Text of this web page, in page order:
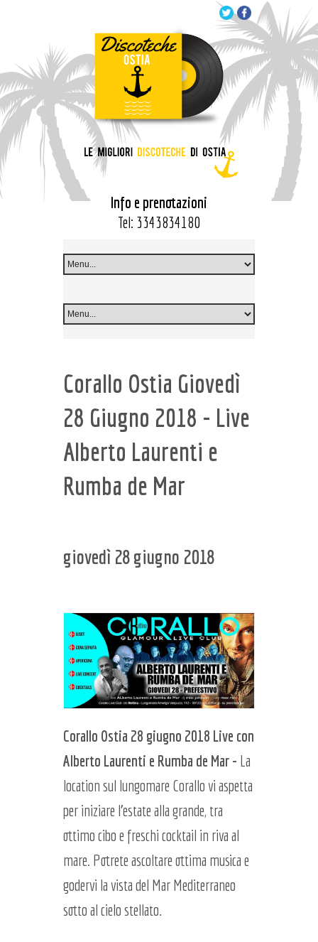
Info e prenotazioni
Tel: 3343834180
Corallo Ostia Giovedì
28 Giugno 2018 - Live
Alberto Laurenti e
Rumba de Mar
giovedì 28 giugno 2018
Corallo Ostia 28 giugno 2018 Live con
Alberto Laurenti e Rumba de Mar - La
location sul lungomare Corallo vi aspetta
per iniziare l'estate alla grande, tra
ottimo cibo e freschi cocktail in riva al
mare. Potrete ascoltare ottima musica e
godervi la vista del Mar Mediterraneo
sotto al cielo stellato.